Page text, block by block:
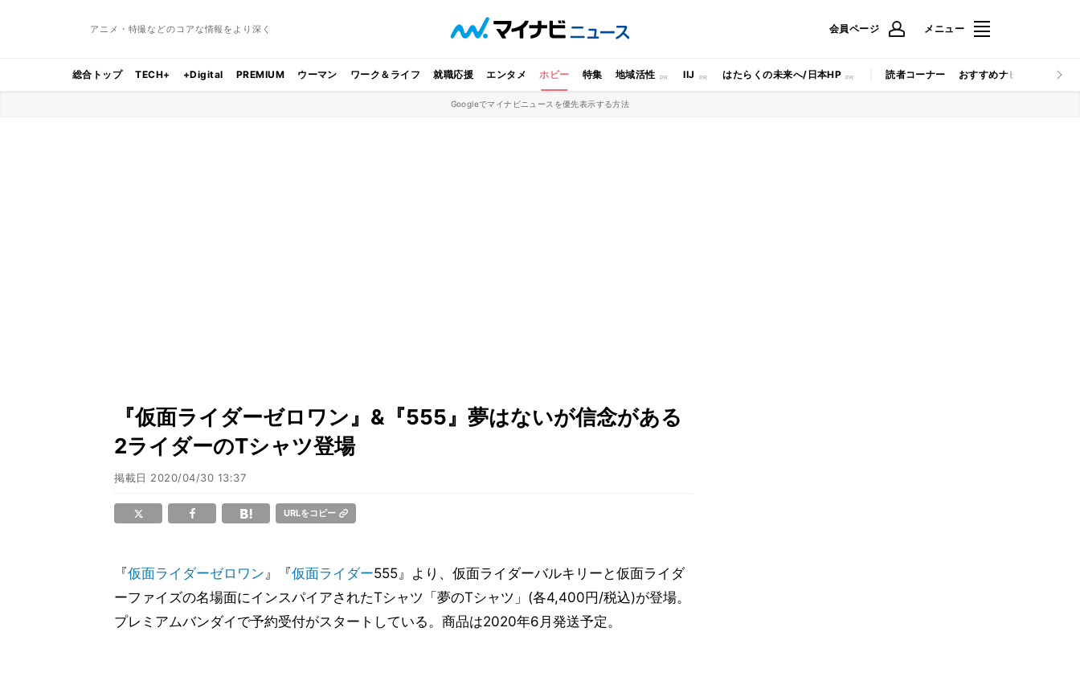
アニメ・特撮などのコアな情報をより深く 会員ページ メニュー
総合トップ TECH+ +Digital PREMIUM ウーマン ワーク＆ライフ 就職応援 エンタメ ホビー 特集 地域活性 IIJ はたらくの未来へ/日本HP 読者コーナー おすすめナビ マイナビ
Googleでマイナビニュースを優先表示する方法
『仮面ライダーゼロワン』&『555』夢はないが信念がある
2ライダーのTシャツ登場
掲載日 2020/04/30 13:37
URLをコピー
『仮面ライダーゼロワン』『仮面ライダー555』より、仮面ライダーバルキリーと仮面ライダ
ーファイズの名場面にインスパイアされたTシャツ「夢のTシャツ」(各4,400円/税込)が登場。
プレミアムバンダイで予約受付がスタートしている。商品は2020年6月発送予定。